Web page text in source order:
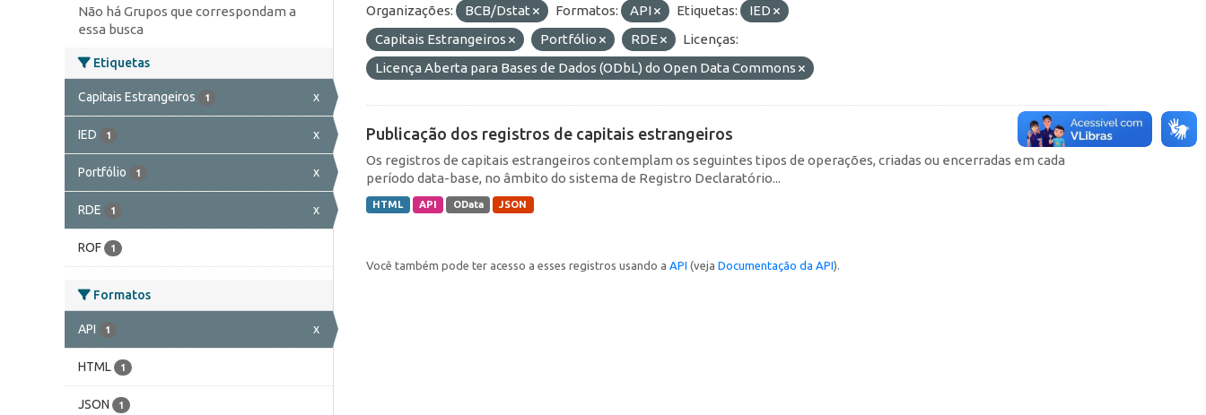
Não há Grupos que correspondam a
essa busca
Etiquetas
Capitais Estrangeiros 1 x
IED 1 x
Portfólio 1 x
RDE 1 x
ROF 1
Formatos
API 1 x
HTML 1
JSON 1
Organizações: BCB/Dstat Formatos: API Etiquetas:
IED
Capitais Estrangeiros
Portfólio RDE
Licenças:
Licença Aberta para Bases de Dados (ODbL) do Open Data Commons
Publicação dos registros de capitais estrangeiros
Os registros de capitais estrangeiros contemplam os seguintes tipos de operações, criadas ou encerradas em cada
período data-base, no âmbito do sistema de Registro Declaratório...
HTML API OData JSON
Você também pode ter acesso a esses registros usando a API (veja Documentação da API).